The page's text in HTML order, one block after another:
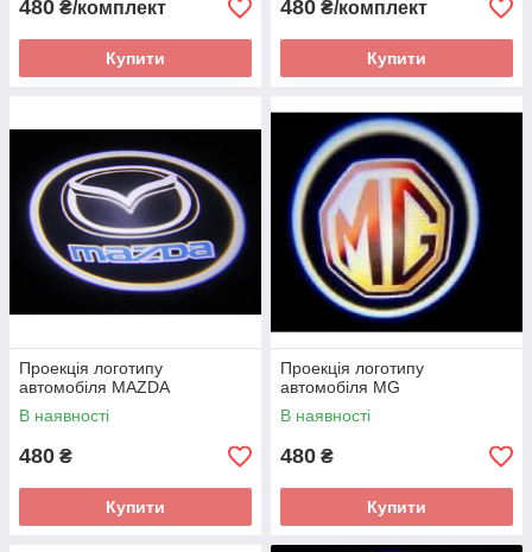
480 ₴/комплект
Купити
480 ₴/комплект
Купити
Проекція логотипу
автомобіля MAZDA
В наявності
480 ₴
Купити
Проекція логотипу
автомобіля MG
В наявності
480 ₴
Купити